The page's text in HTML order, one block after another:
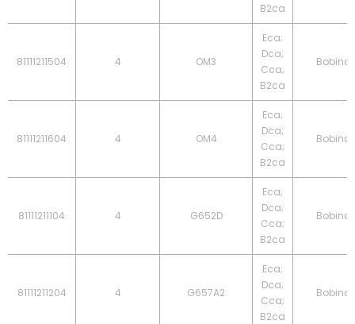
B2ca
81111211504 4 OM3
Eca;
Dca;
Cca;
B2ca
Bobina
81111211604 4 OM4
Eca;
Dca;
Cca;
B2ca
Bobina
81111211104 4 G652D
Eca;
Dca;
Cca;
B2ca
Bobina
81111211204 4 G657A2
Eca;
Dca;
Cca;
B2ca
Bobina